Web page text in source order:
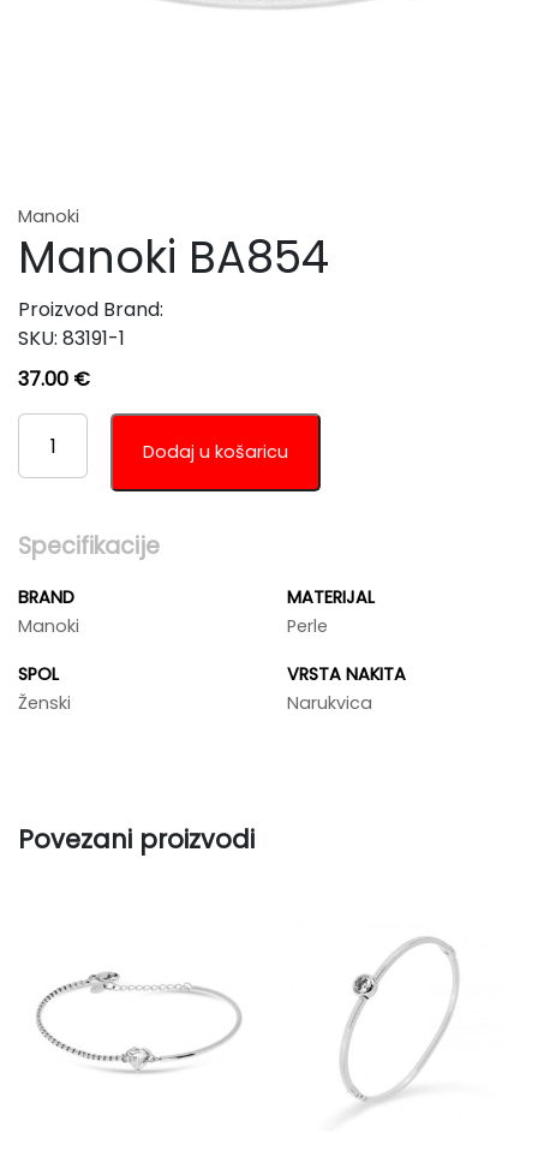
Manoki
Manoki BA854
SKU: 83191-1
Proizvod Brand:
37.00 €
MANOKI
BA854
KOLIČINA
Dodaj u košaricu
Specifikacije
BRAND
Manoki
MATERIJAL
Perle
SPOL
Ženski
VRSTA NAKITA
Narukvica
Povezani proizvodi